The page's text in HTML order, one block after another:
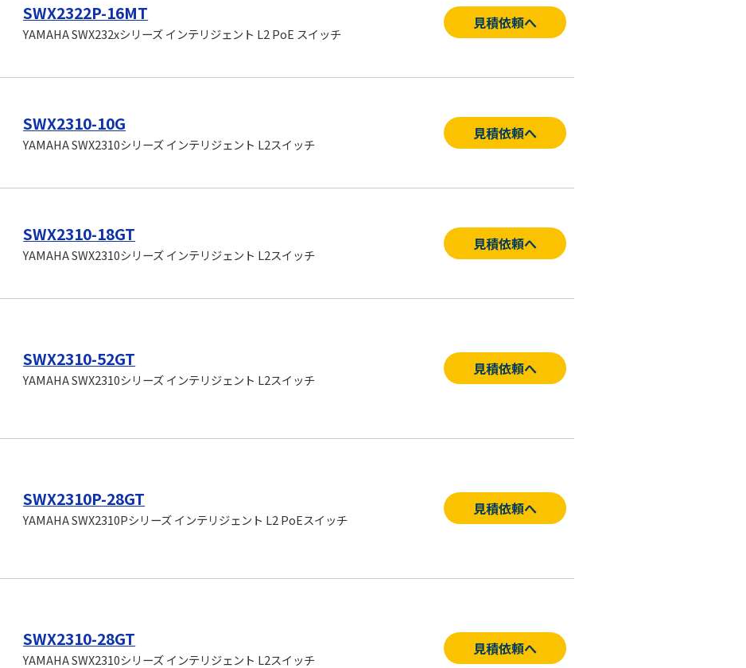
SWX2322P-16MT
YAMAHA SWX232xシリーズ インテリジェント L2 PoE スイッチ
見積依頼へ
SWX2310-10G
YAMAHA SWX2310シリーズ インテリジェント L2スイッチ
見積依頼へ
SWX2310-18GT
YAMAHA SWX2310シリーズ インテリジェント L2スイッチ
見積依頼へ
SWX2310-52GT
YAMAHA SWX2310シリーズ インテリジェント L2スイッチ
見積依頼へ
SWX2310P-28GT
YAMAHA SWX2310Pシリーズ インテリジェント L2 PoEスイッチ
見積依頼へ
SWX2310-28GT
YAMAHA SWX2310シリーズ インテリジェント L2スイッチ
見積依頼へ